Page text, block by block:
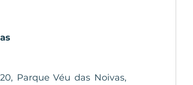
Parque Véu das Noivas,